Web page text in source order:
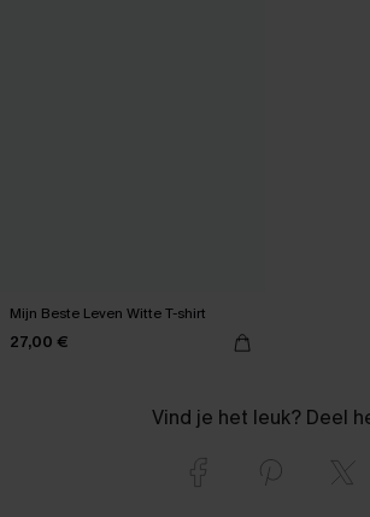
Mijn Beste Leven Witte T-shirt
27,00 €
Vind je het leuk? Deel